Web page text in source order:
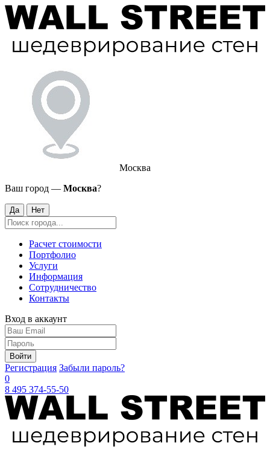
Москва
Ваш город — Москва?
Да Нет
Расчет стоимости
Портфолио
Услуги
Информация
Сотрудничество
Контакты
Вход в аккаунт
Войти
Регистрация Забыли пароль?
0
8 495 374-55-50